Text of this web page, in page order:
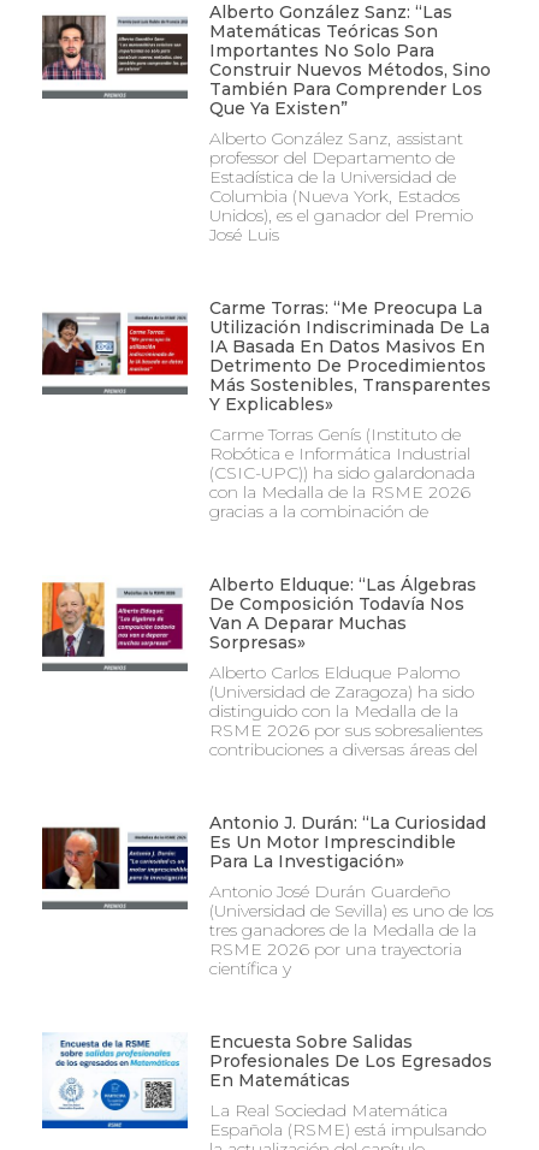
Alberto González Sanz: “Las
Matemáticas Teóricas Son
Importantes No Solo Para
Construir Nuevos Métodos, Sino
También Para Comprender Los
Que Ya Existen”
Alberto González Sanz, assistant
professor del Departamento de
Estadística de la Universidad de
Columbia (Nueva York, Estados
Unidos), es el ganador del Premio
José Luis
Carme Torras: “Me Preocupa La
Utilización Indiscriminada De La
IA Basada En Datos Masivos En
Detrimento De Procedimientos
Más Sostenibles, Transparentes
Y Explicables»
Carme Torras Genís (Instituto de
Robótica e Informática Industrial
(CSIC-UPC)) ha sido galardonada
con la Medalla de la RSME 2026
gracias a la combinación de
Alberto Elduque: “Las Álgebras
De Composición Todavía Nos
Van A Deparar Muchas
Sorpresas»
Alberto Carlos Elduque Palomo
(Universidad de Zaragoza) ha sido
distinguido con la Medalla de la
RSME 2026 por sus sobresalientes
contribuciones a diversas áreas del
Antonio J. Durán: “La Curiosidad
Es Un Motor Imprescindible
Para La Investigación»
Antonio José Durán Guardeño
(Universidad de Sevilla) es uno de los
tres ganadores de la Medalla de la
RSME 2026 por una trayectoria
científica y
Encuesta Sobre Salidas
Profesionales De Los Egresados
En Matemáticas
La Real Sociedad Matemática
Española (RSME) está impulsando